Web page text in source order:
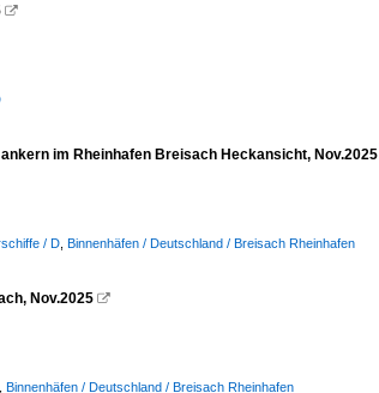

im Rheinhafen Breisach Heckansicht, Nov.2025
/ D Binnenhäfen / Deutschland / Breisach Rheinhafen
Nov.2025 
Binnenhäfen / Deutschland / Breisach Rheinhafen